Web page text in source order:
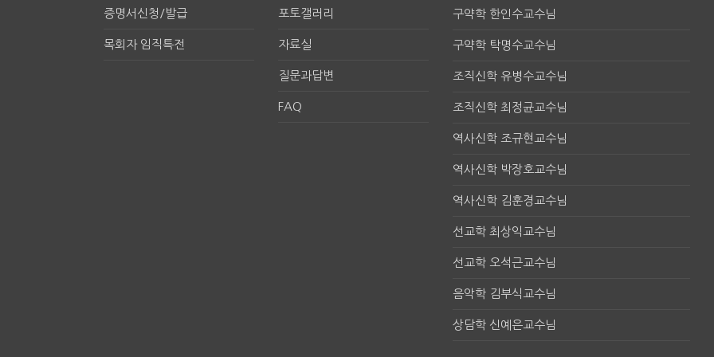
증명서신청/발급
목회자 임직특전
포토갤러리
자료실
질문과답변
FAQ
구약학 한인수교수님
구약학 탁명수교수님
조직신학 유병수교수님
조직신학 최정균교수님
역사신학 조규현교수님
역사신학 박장호교수님
역사신학 김훈경교수님
선교학 최상익교수님
선교학 오석근교수님
음악학 김부식교수님
상담학 신예은교수님